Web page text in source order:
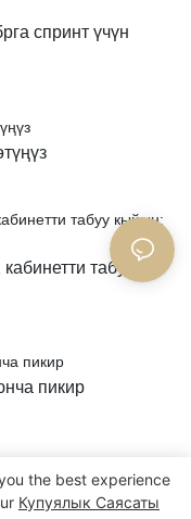
спринт үчүн
табуу
пикир
3 the best experience
Купуялык Саясаты